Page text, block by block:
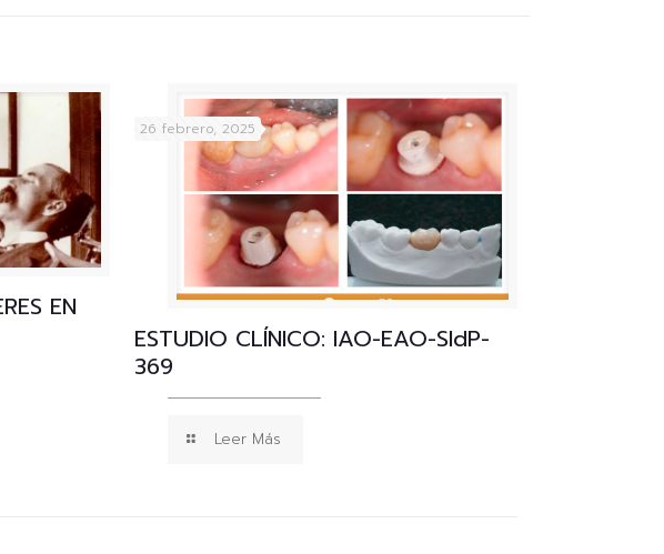
EN
26 febrero, 2025
ESTUDIO CLÍNICO: IAO-EAO-SIdP-
369
Leer Más